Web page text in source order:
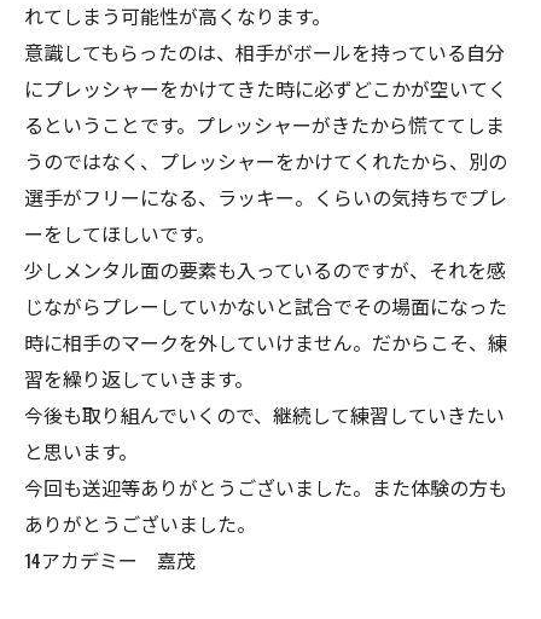
れてしまう可能性が高くなります。
意識してもらったのは、相手がボールを持っている自分
にプレッシャーをかけてきた時に必ずどこかが空いてく
るということです。プレッシャーがきたから慌ててしま
うのではなく、プレッシャーをかけてくれたから、別の
選手がフリーになる、ラッキー。くらいの気持ちでプレ
ーをしてほしいです。
少しメンタル面の要素も入っているのですが、それを感
じながらプレーしていかないと試合でその場面になった
時に相手のマークを外していけません。だからこそ、練
習を繰り返していきます。
今後も取り組んでいくので、継続して練習していきたい
と思います。
今回も送迎等ありがとうございました。また体験の方も
ありがとうございました。
14アカデミー 嘉茂